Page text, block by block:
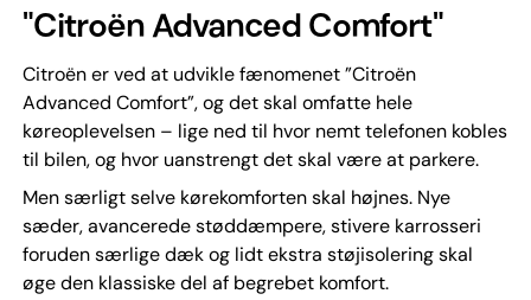
"Citroën Advanced Comfort"
Citroën er ved at udvikle fænomenet ”Citroën
Advanced Comfort”, og det skal omfatte hele
køreoplevelsen – lige ned til hvor nemt telefonen kobles
til bilen, og hvor uanstrengt det skal være at parkere.
Men særligt selve kørekomforten skal højnes. Nye
sæder, avancerede støddæmpere, stivere karrosseri
foruden særlige dæk og lidt ekstra støjisolering skal
øge den klassiske del af begrebet komfort.